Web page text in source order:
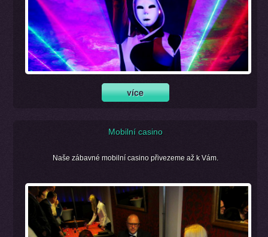
Mobilní casino
Naše zábavné mobilní casino přivezeme až k Vám.